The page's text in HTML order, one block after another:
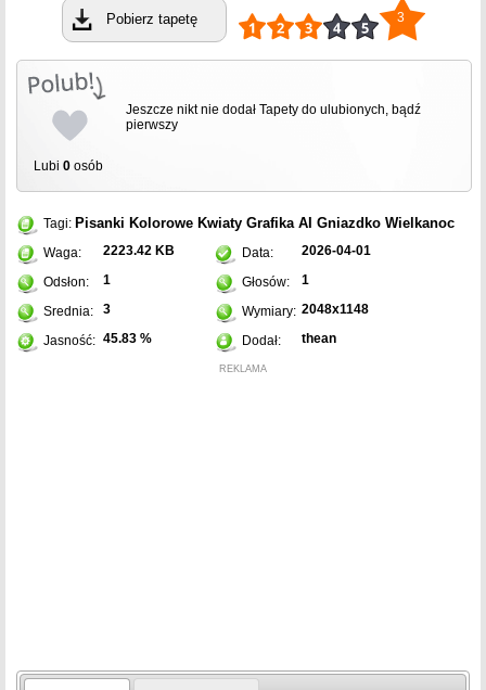
Pobierz tapetę 3
Lubi 0 osób
Jeszcze nikt nie dodał Tapety do ulubionych, bądź
pierwszy
Tagi: Pisanki Kolorowe Kwiaty Grafika AI Gniazdko Wielkanoc
Waga: 2223.42 KB Data: 2026-04-01
Odsłon: 1 Głosów: 1
Srednia: 3 Wymiary: 2048x1148
Jasność: 45.83 % Dodał: thean
REKLAMA